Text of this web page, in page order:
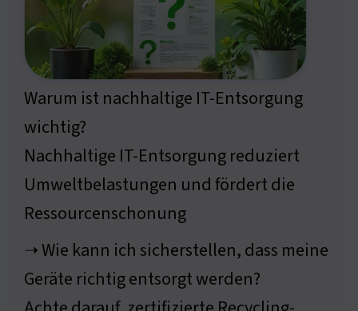
Warum ist nachhaltige IT-Entsorgung
wichtig?
Nachhaltige IT-Entsorgung reduziert
Umweltbelastungen und fördert die
Ressourcenschonung
➝ Wie kann ich sicherstellen, dass meine
Geräte richtig entsorgt werden?